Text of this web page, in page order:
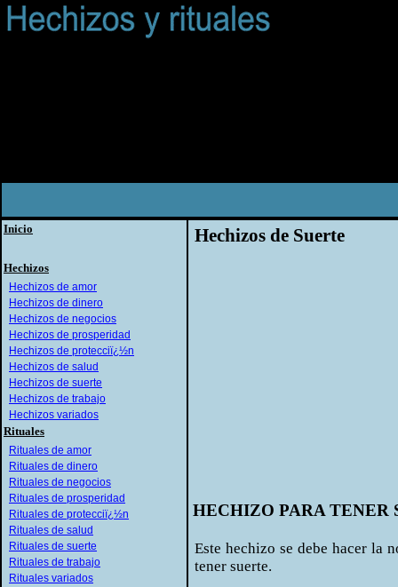
Inicio
Hechizos
Hechizos de amor
Hechizos de dinero
Hechizos de negocios
Hechizos de prosperidad
Hechizos de protecciï¿½n
Hechizos de salud
Hechizos de suerte
Hechizos de trabajo
Hechizos variados
Rituales
Rituales de amor
Rituales de dinero
Rituales de negocios
Rituales de prosperidad
Rituales de protecciï¿½n
Rituales de salud
Rituales de suerte
Rituales de trabajo
Rituales variados
Hechizos de Suerte
HECHIZO PARA TENER
Este hechizo se debe hacer la
tener suerte.